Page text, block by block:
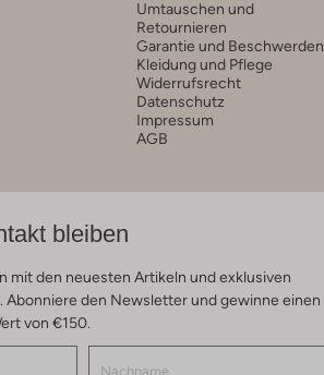
Umtauschen und
Retournieren
Garantie und Beschwerden
Kleidung und Pflege
Widerrufsrecht
Datenschutz
Impressum
AGB
bleiben
mit den neuesten Artikeln und exklusiven
Abonniere den Newsletter und gewinne einen
von €150.